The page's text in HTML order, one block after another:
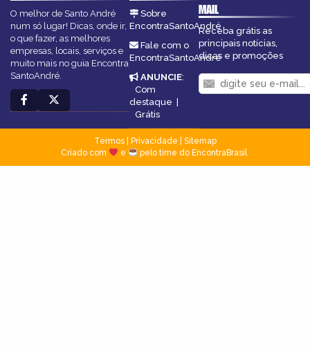
O melhor de Santo André
num só lugar! Dicas, onde ir,
o que fazer, as melhores
empresas, locais, serviços e
muito mais no guia Encontra
SantoAndré.
Sobre
EncontraSantoAndré
Fale com o
EncontraSantoAndré
ANUNCIE:
Com
destaque |
Grátis
MAIL
Receba grátis as
principais notícias,
dicas e promoções
Termos| Privacidade
Sitemap
Criado com
e pelo time do EncontraBrasil